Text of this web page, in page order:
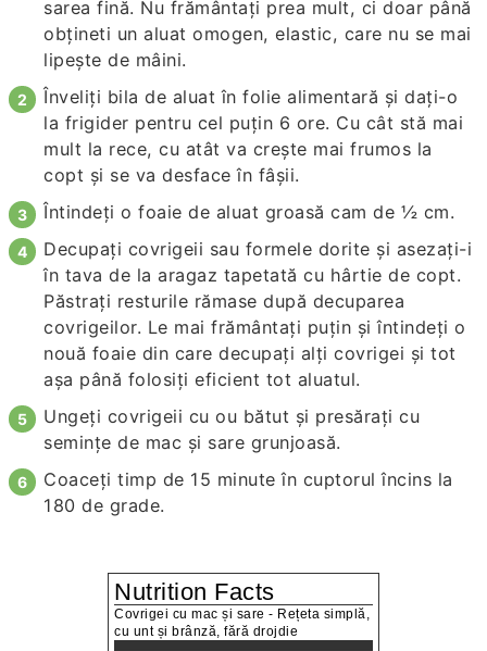
sarea fină. Nu frământaţi prea mult, ci doar până
obţineti un aluat omogen, elastic, care nu se mai
lipeşte de mâini.
Înveliţi bila de aluat în folie alimentară şi daţi-o
la frigider pentru cel puţin 6 ore. Cu cât stă mai
mult la rece, cu atât va creşte mai frumos la
copt şi se va desface în fâşii.
Întindeţi o foaie de aluat groasă cam de ½ cm.
Decupaţi covrigeii sau formele dorite şi asezaţi-i
în tava de la aragaz tapetată cu hârtie de copt.
Păstraţi resturile rămase după decuparea
covrigeilor. Le mai frământaţi puţin şi întindeţi o
nouă foaie din care decupaţi alţi covrigei şi tot
aşa până folosiţi eficient tot aluatul.
Ungeţi covrigeii cu ou bătut şi presăraţi cu
seminţe de mac şi sare grunjoasă.
Coaceţi timp de 15 minute în cuptorul încins la
180 de grade.
Nutrition Facts
Covrigei cu mac și sare - Rețeta simplă,
cu unt și brânză, fără drojdie